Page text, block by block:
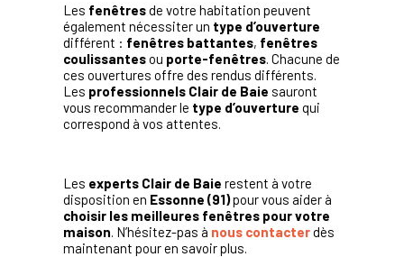
Les fenêtresde votre habitation peuvent
également nécessiter un type d’ouverture
différent : fenêtres battantes, fenêtres
coulissantesou porte-fenêtres. Chacune de
ces ouvertures offre des rendus différents.
Les professionnels Clair de Baie sauront
vous recommander le type d’ouverture qui
correspond à vos attentes.
Les experts Clair de Baie restent à votre
disposition en Essonne (91)pour vous aider à
choisir les meilleures fenêtres pour votre
maison. N’hésitez-pas à nous contacterdès
maintenant pour en savoir plus.